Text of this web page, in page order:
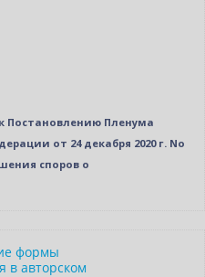
Постановлению Пленума
от 24 декабря 2020 г. No
споров о